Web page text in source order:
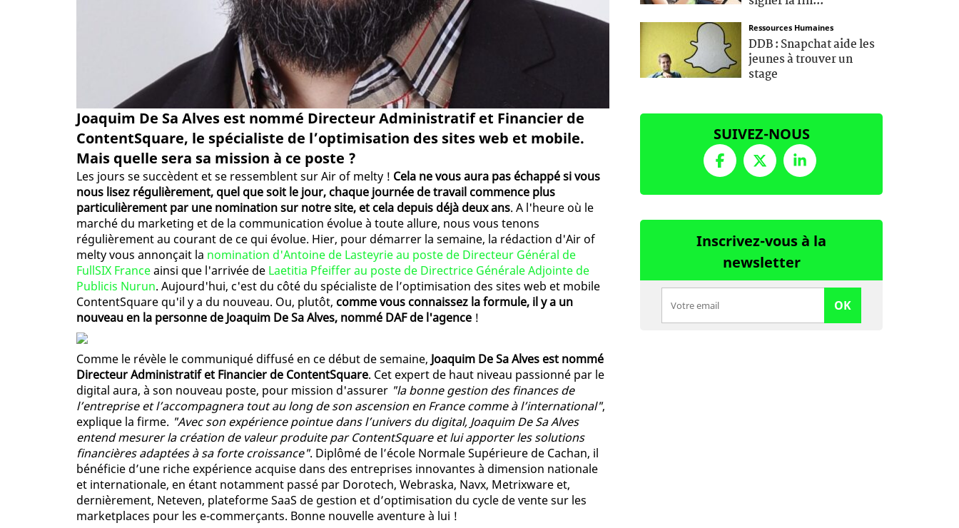
Joaquim De Sa Alves est nommé Directeur Administratif et Financier de
ContentSquare, le spécialiste de l’optimisation des sites web et mobile.
Mais quelle sera sa mission à ce poste ?
Les jours se succèdent et se ressemblent sur Air of melty ! Cela ne vous aura pas échappé si vous
nous lisez régulièrement, quel que soit le jour, chaque journée de travail commence plus
particulièrement par une nomination sur notre site, et cela depuis déjà deux ans. A l'heure où le
marché du marketing et de la communication évolue à toute allure, nous vous tenons
régulièrement au courant de ce qui évolue. Hier, pour démarrer la semaine, la rédaction d'Air of
melty vous annonçait la nomination d'Antoine de Lasteyrie au poste de Directeur Général de
FullSIX Franceainsi que l'arrivée de Laetitia Pfeiffer au poste de Directrice Générale Adjointe de
Publicis Nurun. Aujourd'hui, c'est du côté du spécialiste de l’optimisation des sites web et mobile
ContentSquare qu'il y a du nouveau. Ou, plutôt, comme vous connaissez la formule, il y a un
nouveau en la personne de Joaquim De Sa Alves, nommé DAF de l'agence !
Comme le révèle le communiqué diffusé en ce début de semaine, Joaquim De Sa Alves est nommé
Directeur Administratif et Financier de ContentSquare. Cet expert de haut niveau passionné par le
digital aura, à son nouveau poste, pour mission d'assurer "la bonne gestion des finances de
l’entreprise et l’accompagnera tout au long de son ascension en France comme à l’international",
explique la firme. "Avec son expérience pointue dans l’univers du digital, Joaquim De Sa Alves
entend mesurer la création de valeur produite par ContentSquare et lui apporter les solutions
financières adaptées à sa forte croissance". Diplômé de l’école Normale Supérieure de Cachan, il
bénéficie d’une riche expérience acquise dans des entreprises innovantes à dimension nationale
et internationale, en étant notamment passé par Dorotech, Webraska, Navx, Metrixware et,
dernièrement, Neteven, plateforme SaaS de gestion et d’optimisation du cycle de vente sur les
marketplaces pour les e-commerçants. Bonne nouvelle aventure à lui !
Ressources Humaines
DDB : Snapchat aide les
jeunes à trouver un
stage
SUIVEZ-NOUS
Inscrivez-vous à la
newsletter
OK